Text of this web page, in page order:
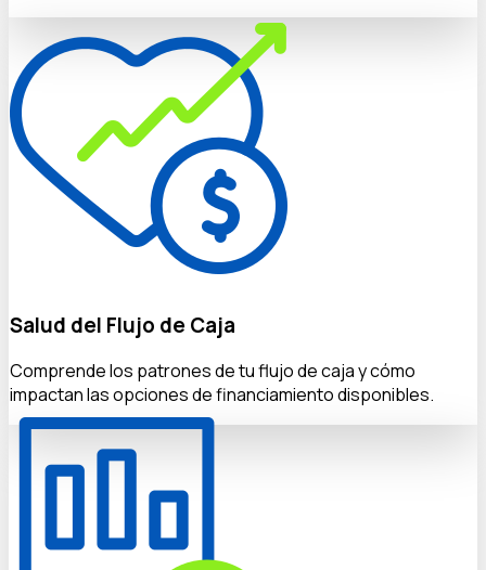
Salud del Flujo de Caja
Comprende los patrones de tu flujo de caja y cómo
impactan las opciones de financiamiento disponibles.